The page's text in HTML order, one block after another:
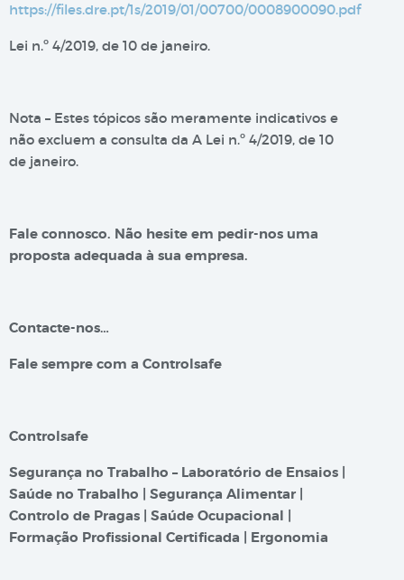
https://files.dre.pt/1s/2019/01/00700/0008900090.pdf
Lei n.º 4/2019, de 10 de janeiro.
Nota – Estes tópicos são meramente indicativos e
não excluem a consulta da A Lei n.º 4/2019, de 10
de janeiro.
Fale connosco. Não hesite em pedir-nos uma
proposta adequada à sua empresa.
Contacte-nos…
Fale sempre com a Controlsafe
Controlsafe
Segurança no Trabalho – Laboratório de Ensaios |
Saúde no Trabalho | Segurança Alimentar |
Controlo de Pragas | Saúde Ocupacional |
Formação Profissional Certificada | Ergonomia